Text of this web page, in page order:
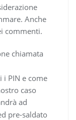
Anche
commenti.
chiamata
i PIN e come
caso
ad
pre-saldato